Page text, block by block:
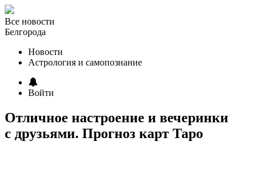
Все новости
Белгорода
Новости
Астрология и самопознание
Войти
Отличное настроение и вечеринки
с друзьями. Прогноз карт Таро